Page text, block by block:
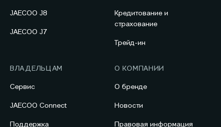
JAECOO J8
JAECOO J7
Кредитование и
страхование
Трейд-ин
ВЛАДЕЛЬЦАМ
Сервис
JAECOO Connect
Поддержка
О КОМПАНИИ
О бренде
Новости
Правовая информация